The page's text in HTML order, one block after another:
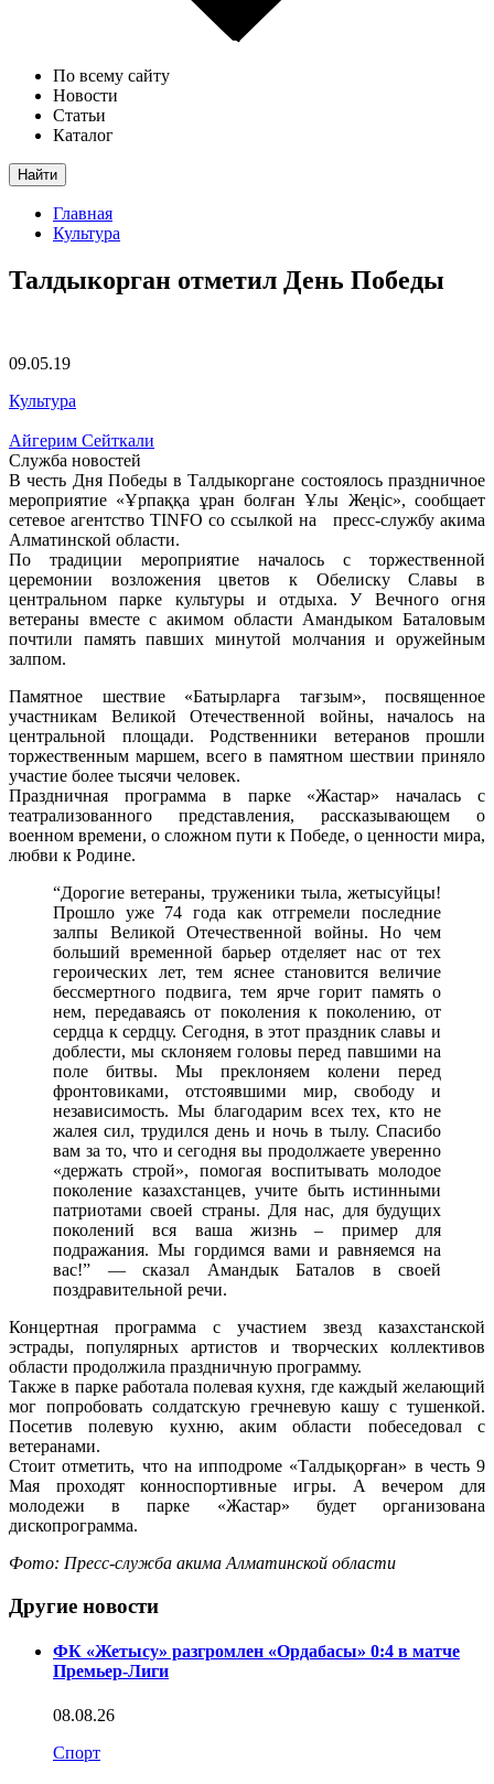
По всему сайту
Новости
Статьи
Каталог
Найти
Главная
Культура
Талдыкорган отметил День Победы
09.05.19
Культура
Айгерим Сейткали
Служба новостей
В честь Дня Победы в Талдыкоргане состоялось праздничное
мероприятие «Ұрпаққа ұран болған Ұлы Жеңіс», сообщает
сетевое агентство TINFO со ссылкой на пресс-службу акима
Алматинской области.
По традиции мероприятие началось с торжественной
церемонии возложения цветов к Обелиску Славы в
центральном парке культуры и отдыха. У Вечного огня
ветераны вместе с акимом области Амандыком Баталовым
почтили память павших минутой молчания и оружейным
залпом.
Памятное шествие «Батырларға тағзым», посвященное
участникам Великой Отечественной войны, началось на
центральной площади. Родственники ветеранов прошли
торжественным маршем, всего в памятном шествии приняло
участие более тысячи человек.
Праздничная программа в парке «Жастар» началась с
театрализованного представления, рассказывающем о
военном времени, о сложном пути к Победе, о ценности мира,
любви к Родине.
“Дорогие ветераны, труженики тыла, жетысуйцы!
Прошло уже 74 года как отгремели последние
залпы Великой Отечественной войны. Но чем
больший временной барьер отделяет нас от тех
героических лет, тем яснее становится величие
бессмертного подвига, тем ярче горит память о
нем, передаваясь от поколения к поколению, от
сердца к сердцу. Сегодня, в этот праздник славы и
доблести, мы склоняем головы перед павшими на
поле битвы. Мы преклоняем колени перед
фронтовиками, отстоявшими мир, свободу и
независимость. Мы благодарим всех тех, кто не
жалея сил, трудился день и ночь в тылу. Спасибо
вам за то, что и сегодня вы продолжаете уверенно
«держать строй», помогая воспитывать молодое
поколение казахстанцев, учите быть истинными
патриотами своей страны. Для нас, для будущих
поколений вся ваша жизнь – пример для
подражания. Мы гордимся вами и равняемся на
вас!” — сказал Амандык Баталов в своей
поздравительной речи.
Концертная программа с участием звезд казахстанской
эстрады, популярных артистов и творческих коллективов
области продолжила праздничную программу.
Также в парке работала полевая кухня, где каждый желающий
мог попробовать солдатскую гречневую кашу с тушенкой.
Посетив полевую кухню, аким области побеседовал с
ветеранами.
Стоит отметить, что на ипподроме «Талдықорған» в честь 9
Мая проходят конноспортивные игры. А вечером для
молодежи в парке «Жастар» будет организована
дископрограмма.
Фото: Пресс-служба акима Алматинской области
Другие новости
ФК «Жетысу» разгромлен «Ордабасы» 0:4 в матче
Премьер-Лиги
08.08.26
Спорт